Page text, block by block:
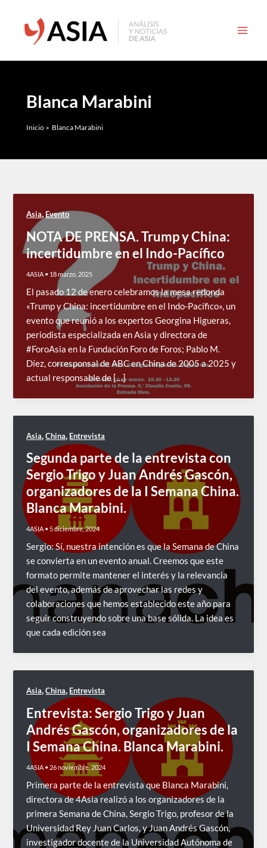
contenido
Blanca Marabini
Inicio Blanca Marabini
Asia, Evento
NOTA DE PRENSA. Trump y China:
incertidumbre en el Indo-Pacífico
4ASIA • 18 marzo, 2025
El pasado 12 de enero celebramos la mesa redonda
«Trump y China: incertidumbre en el Indo-Pacífico», un
evento que reunió a los expertos Georgina Higueras,
periodista especializada en Asia y directora de
#ForoAsia en la Fundación Foro de Foros; Pablo M.
Díez, corresponsal de ABC en China de 2005 a 2025 y
actual responsable de […]
Asia,China, Entrevista
Segunda parte de la entrevista con
Sergio Trigo y Juan Andrés Gascón,
organizadores de la I Semana China.
Blanca Marabini.
4ASIA • 5 diciembre, 2024
Sergio: Sí, nuestra intención es que la Semana de China
se convierta en un evento anual. Creemos que este
formato permite mantener el interés y la relevancia
del evento, además de aprovechar las redes y
colaboraciones que hemos establecido este año para
seguir construyendo sobre una base sólida. La idea es
que cada edición sea
Asia,China, Entrevista
Entrevista: Sergio Trigo y Juan
Andrés Gascón, organizadores de la
I Semana China. Blanca Marabini.
4ASIA • 26 noviembre, 2024
Primera parte de la entrevista que Blanca Marabini,
directora de 4Asia realizó a los organizadores de la
primera Semana de China, Sergio Trigo, profesor de la
Universidad Rey Juan Carlos, y Juan Andrés Gascón,
investigador docente de la Universidad Autónoma de